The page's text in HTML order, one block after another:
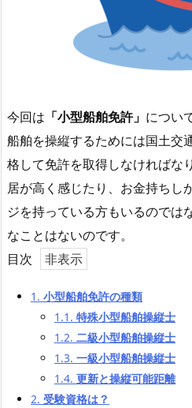
今回は 「小型船舶免許」 につい
船舶を操縦するためには国土交
格して免許を取得しなければな
居が高く感じたり、お金持ちし
ジを持っている方もいるのでは
なことはないのです。
目次
1. 小型船舶免許の種類
1.1. 特殊小型船舶操縦士
1.2. 二級小型船舶操縦士
1.3. 一級小型船舶操縦士
1.4. 更新と操縦可能距離
2. 受験資格は？